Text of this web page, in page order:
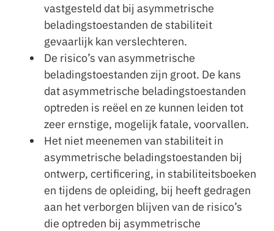
vastgesteld dat bij asymmetrische
beladingstoestanden de stabiliteit
gevaarlijk kan verslechteren.
De risico’s van asymmetrische
beladingstoestanden zijn groot. De kans
dat asymmetrische beladingstoestanden
optreden is reëel en ze kunnen leiden tot
zeer ernstige, mogelijk fatale, voorvallen.
Het niet meenemen van stabiliteit in
asymmetrische beladingstoestanden bij
ontwerp, certificering, in stabiliteitsboeken
en tijdens de opleiding, bij heeft gedragen
aan het verborgen blijven van de risico’s
die optreden bij asymmetrische